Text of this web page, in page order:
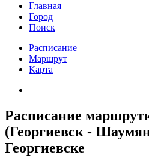
Главная
Город
Поиск
Расписание
Маршрут
Карта
Расписание
(Георгиевск -
Георгиевске